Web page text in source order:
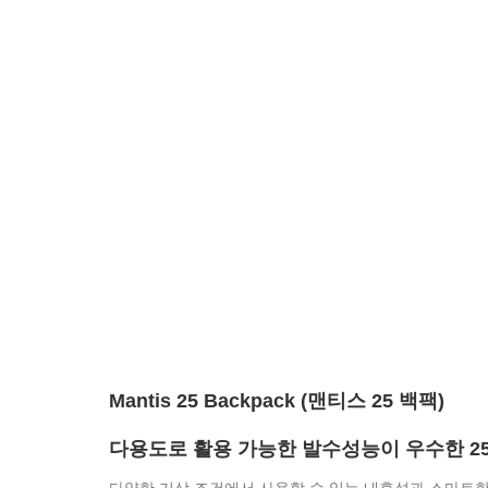
Mantis 25 Backpack (맨티스 25 백팩)
다용도로 활용 가능한 발수성능이 우수한